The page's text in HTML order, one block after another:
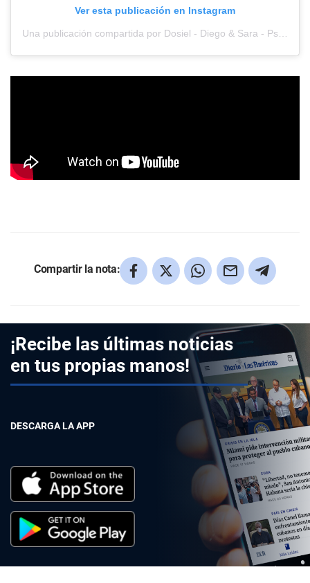
Ver esta publicación en Instagram
Compartir la nota:
¡Recibe las últimas noticias
en tus propias manos!
DESCARGA LA APP